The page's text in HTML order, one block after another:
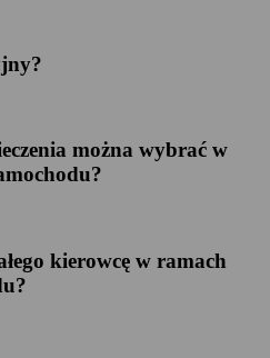
można wybrać w
kierowcę w ramach